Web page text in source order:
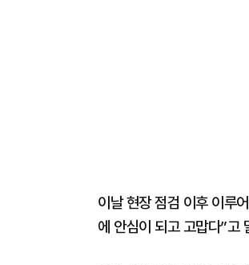
이날 현장 점검 이후 이루
에 안심이 되고 고맙다”고